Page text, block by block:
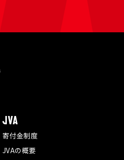
JVA
寄付金制度
JVAの概要